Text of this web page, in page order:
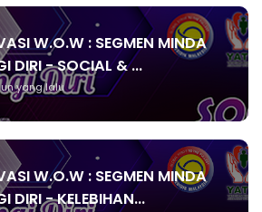
W.O.W : SEGMEN MINDA
DIRI - SOCIAL & ...
yang lalu
W.O.W : SEGMEN MINDA
DIRI - KELEBIHAN...